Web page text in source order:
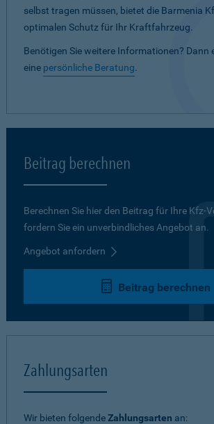
selbst tragen müssen, bietet die Barmenia
optimalen Schutz für Ihr Kraftfahrzeug.
Benötigen Sie weitere Informationen? Dann
eine persönliche Beratung.
Beitrag berechnen
Berechnen Sie hier den Beitrag für Ihre Kfz-
fordern Sie ein unverbindliches Angebot an.
Angebot anfordern
Beitrag berechnen
Zahlungsarten
Wir bieten folgendeZahlungsarten an: